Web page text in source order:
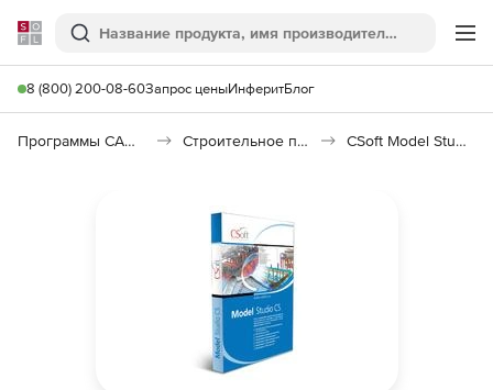
Softline
Поиск
8 (800) 200-08-60Запрос ценыИнферитБлог
Программы САПР и ГИС Строительное программное обеспечение CSoft Model Studio CS Технологические схемы